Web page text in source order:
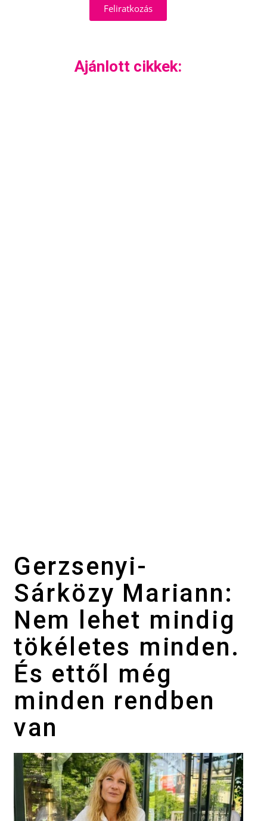
Feliratkozás
Ajánlott cikkek:
Gerzsenyi-
Sárközy Mariann:
Nem lehet mindig
tökéletes minden.
És ettől még
minden rendben
van